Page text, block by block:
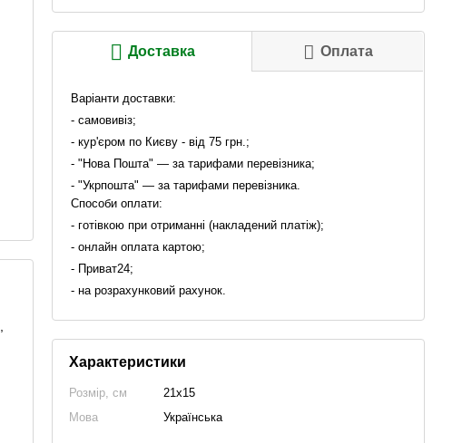
Доставка Оплата
Варіанти доставки:
- самовивіз;
- кур'єром по Києву - від 75 грн.;
- "Нова Пошта" — за тарифами перевізника;
- "Укрпошта" — за тарифами перевізника.
Способи оплати:
- готівкою при отриманні (накладений платіж);
- онлайн оплата картою;
- Приват24;
- на розрахунковий рахунок.
Характеристики
Розмір, см
21х15
Мова
Українська